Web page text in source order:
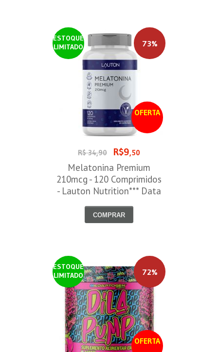
ESTOQUE
LIMITADO
OFERTA
73%
R$ 34,90 R$9,50
Melatonina Premium
210mcg - 120 Comprimidos
- Lauton Nutrition*** Data
COMPRAR
ESTOQUE
LIMITADO
OFERTA
72%